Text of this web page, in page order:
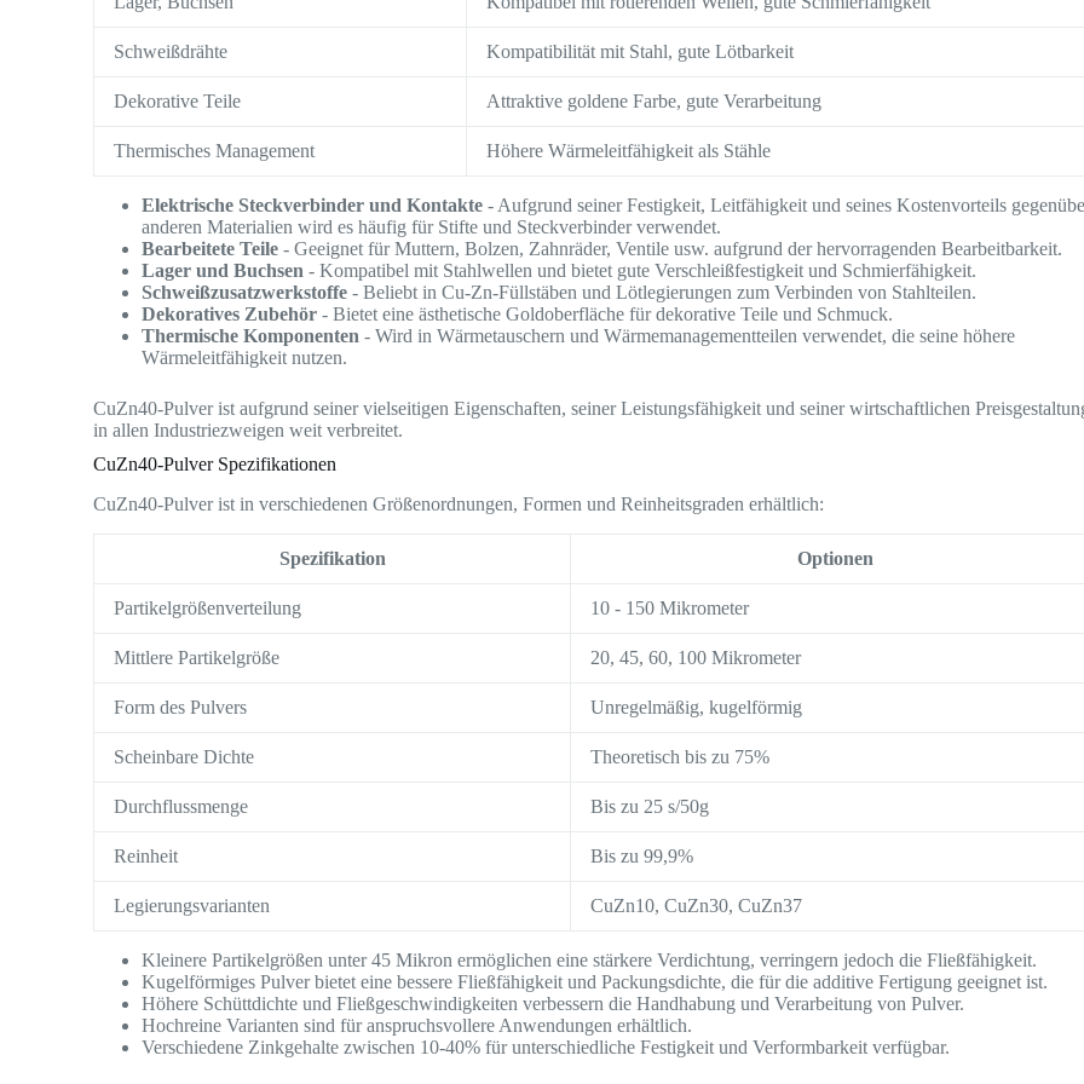
Schweißdrähte Kompatibilität mit Stahl, gute Lötbarkeit
Dekorative Teile Attraktive goldene Farbe, gute Verarbeitung
Thermisches Management Höhere Wärmeleitfähigkeit als Stähle
Elektrische Steckverbinder und Kontakte - Aufgrund seiner Festigkeit, Leitfähigkeit und seines Kostenvorteils
anderen Materialien wird es häufig für Stifte und Steckverbinder verwendet.
Bearbeitete Teile - Geeignet für Muttern, Bolzen, Zahnräder, Ventile usw. aufgrund der hervorragenden Bearbeitbarkeit.
Lager und Buchsen - Kompatibel mit Stahlwellen und bietet gute Verschleißfestigkeit und Schmierfähigkeit.
Schweißzusatzwerkstoffe - Beliebt in Cu-Zn-Füllstäben und Lötlegierungen zum Verbinden von Stahlteilen.
Dekoratives Zubehör - Bietet eine ästhetische Goldoberfläche für dekorative Teile und Schmuck.
Thermische Komponenten - Wird in Wärmetauschern und Wärmemanagementteilen verwendet, die seine höhere
Wärmeleitfähigkeit nutzen.
CuZn40-Pulver ist aufgrund seiner vielseitigen Eigenschaften, seiner Leistungsfähigkeit und seiner wirtschaftlichen
in allen Industriezweigen weit verbreitet.
CuZn40-Pulver Spezifikationen
CuZn40-Pulver ist in verschiedenen Größenordnungen, Formen und Reinheitsgraden erhältlich:
Spezifikation Optionen
Partikelgrößenverteilung 10 - 150 Mikrometer
Mittlere Partikelgröße 20, 45, 60, 100 Mikrometer
Form des Pulvers Unregelmäßig, kugelförmig
Scheinbare Dichte Theoretisch bis zu 75%
Durchflussmenge Bis zu 25 s/50g
Reinheit Bis zu 99,9%
Legierungsvarianten CuZn10, CuZn30, CuZn37
Kleinere Partikelgrößen unter 45 Mikron ermöglichen eine stärkere Verdichtung, verringern jedoch die Fließfähigkeit.
Kugelförmiges Pulver bietet eine bessere Fließfähigkeit und Packungsdichte, die für die additive Fertigung geeignet ist.
Höhere Schüttdichte und Fließgeschwindigkeiten verbessern die Handhabung und Verarbeitung von Pulver.
Hochreine Varianten sind für anspruchsvollere Anwendungen erhältlich.
Verschiedene Zinkgehalte zwischen 10-40% für unterschiedliche Festigkeit und Verformbarkeit verfügbar.